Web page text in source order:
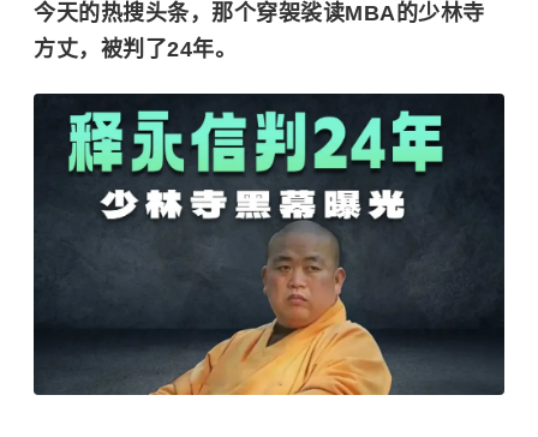
今天的热搜头条，那个穿袈裟读MBA的少林寺
方丈，被判了24年。